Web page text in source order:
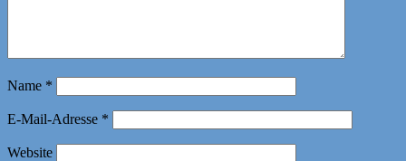
Name *
E-Mail-Adresse *
Website